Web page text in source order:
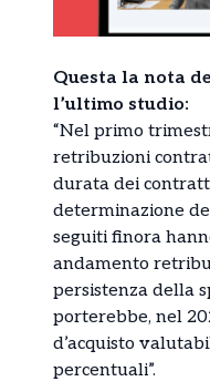
Questa la nota
l’ultimo studio:
“Nel primo
retribuzioni
durata dei
determinazione
seguiti finora
andamento
persistenza della
porterebbe, nel
d’acquisto
percentuali”.